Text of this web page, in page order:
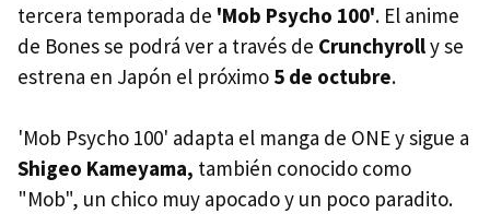
tercera temporada de 'Mob Psycho 100'. El anime
de Bones se podrá ver a través de Crunchyrolly se
estrena en Japón el próximo 5 de octubre.
'Mob Psycho 100' adapta el manga de ONE y sigue a
Shigeo Kameyama, también conocido como
"Mob", un chico muy apocado y un poco paradito.